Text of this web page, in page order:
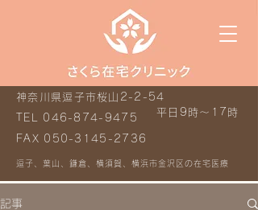
平日9時～17時
神奈川県逗子市桜山2-2-54
TEL 046-874-9475
FAX 050-3145-2736
逗子、葉山、鎌倉、横須賀、横浜市金沢区の在宅医療
記事